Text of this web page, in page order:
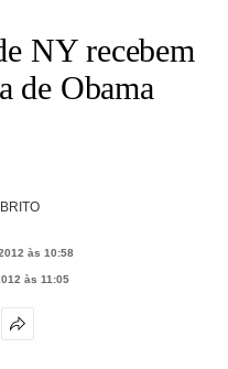
NY recebem
de Obama
às 10:58
às 11:05